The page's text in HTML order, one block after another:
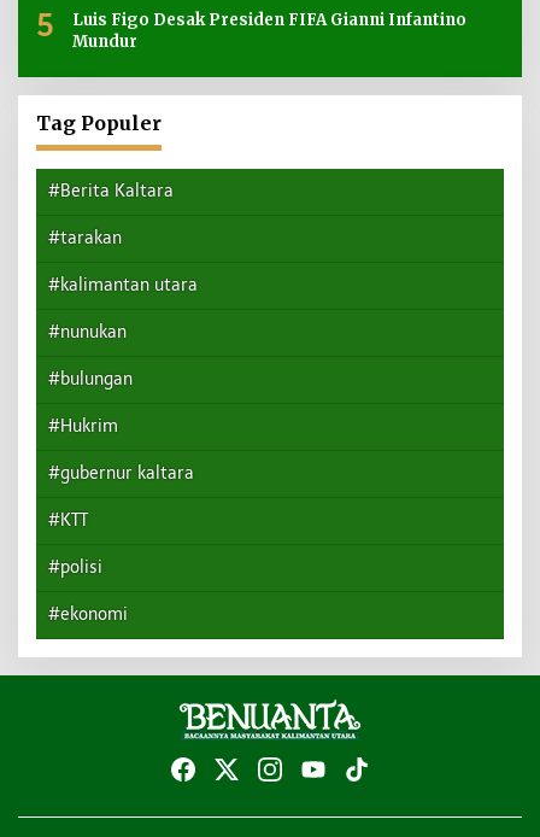
5
Luis Figo Desak Presiden FIFA Gianni Infantino
Mundur
Tag Populer
#Berita Kaltara
#tarakan
#kalimantan utara
#nunukan
#bulungan
#Hukrim
#gubernur kaltara
#KTT
#polisi
#ekonomi